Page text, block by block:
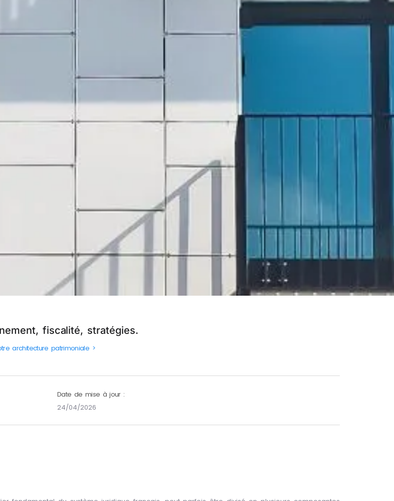
fiscalité, stratégies.
architecture patrimoniale >
Date de mise à jour :
24/04/2026